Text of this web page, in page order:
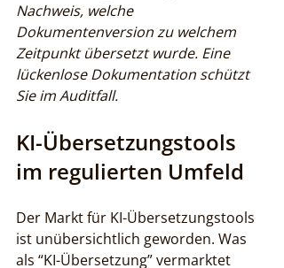
Nachweis, welche
Dokumentenversion zu welchem
Zeitpunkt übersetzt wurde. Eine
lückenlose Dokumentation schützt
Sie im Auditfall.
KI-Übersetzungstools
im regulierten Umfeld
Der Markt für KI-Übersetzungstools
ist unübersichtlich geworden. Was
als “KI-Übersetzung” vermarktet